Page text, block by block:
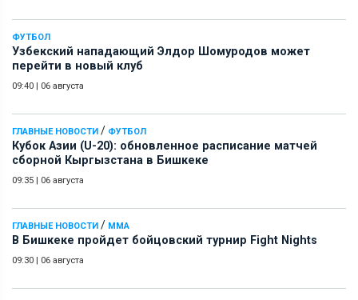
ФУТБОЛ
Узбекский нападающий Элдор Шомуродов может
перейти в новый клуб
09:40 | 06 августа
ГЛАВНЫЕ НОВОСТИ / ФУТБОЛ
Кубок Азии (U-20): обновленное расписание матчей
сборной Кыргызстана в Бишкеке
09:35 | 06 августа
ГЛАВНЫЕ НОВОСТИ / ММА
В Бишкеке пройдет бойцовский турнир Fight Nights
09:30 | 06 августа